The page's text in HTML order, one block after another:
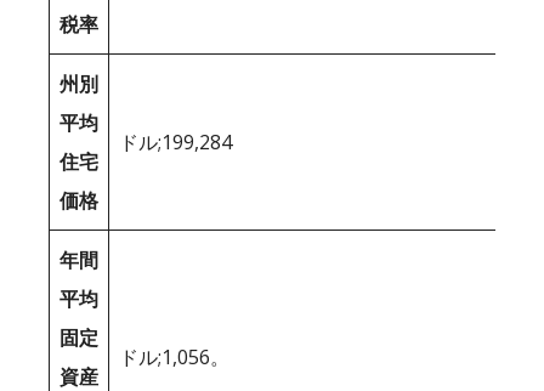
税率
州別
平均
住宅
価格
ドル;199,284
年間
平均
固定
資産
ドル;1,056。